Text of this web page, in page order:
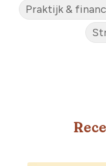
Praktijk &